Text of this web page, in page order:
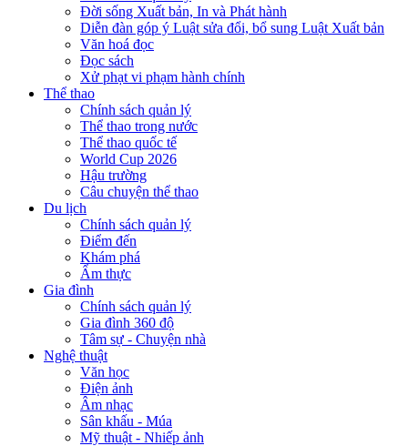
Đời sống Xuất bản, In và Phát hành
Diễn đàn góp ý Luật sửa đổi, bổ sung Luật Xuất bản
Văn hoá đọc
Đọc sách
Xử phạt vi phạm hành chính
Thể thao
Chính sách quản lý
Thể thao trong nước
Thể thao quốc tế
World Cup 2026
Hậu trường
Câu chuyện thể thao
Du lịch
Chính sách quản lý
Điểm đến
Khám phá
Ẩm thực
Gia đình
Chính sách quản lý
Gia đình 360 độ
Tâm sự - Chuyện nhà
Nghệ thuật
Văn học
Điện ảnh
Âm nhạc
Sân khấu - Múa
Mỹ thuật - Nhiếp ảnh